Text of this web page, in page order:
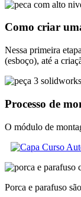
Como criar
Nessa primeira
(esboço), até a
Processo de
O módulo de
Porca e parafuso